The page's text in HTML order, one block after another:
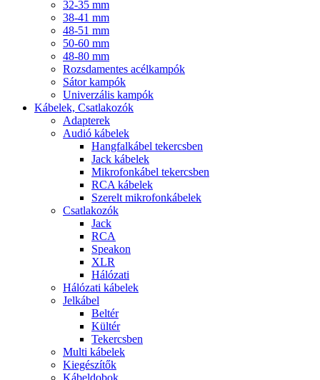
32-35 mm
38-41 mm
48-51 mm
50-60 mm
48-80 mm
Rozsdamentes acélkampók
Sátor kampók
Univerzális kampók
Kábelek, Csatlakozók
Adapterek
Audió kábelek
Hangfalkábel tekercsben
Jack kábelek
Mikrofonkábel tekercsben
RCA kábelek
Szerelt mikrofonkábelek
Csatlakozók
Jack
RCA
Speakon
XLR
Hálózati
Hálózati kábelek
Jelkábel
Beltér
Kültér
Tekercsben
Multi kábelek
Kiegészítők
Kábeldobok